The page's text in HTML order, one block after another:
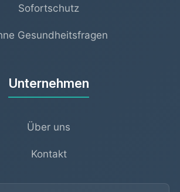
Sofortschutz
Gesundheitsfragen
Unternehmen
Über uns
Kontakt